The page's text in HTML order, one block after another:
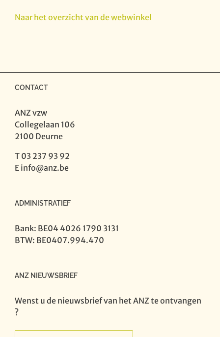
-
Naar het overzicht van de webwinkel
CONTACT
ANZ vzw
Collegelaan 106
2100 Deurne
T 03 237 93 92
E info@anz.be
ADMINISTRATIEF
Bank: BE04 4026 1790 3131
BTW: BE0407.994.470
ANZ NIEUWSBRIEF
Wenst u de nieuwsbrief van het ANZ te ontvangen
?